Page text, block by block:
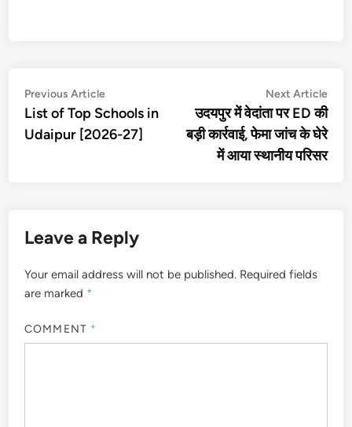
Post
navigation
Previous ArticlePrevious
article:
List of Top Schools in
Udaipur [2026-27]
Next Article
उदयपुर में वेदांता पर ED की
बड़ी कार्रवाई, फेमा जांच के घेरे
में आया स्थानीय परिसर
Leave a Reply
Your email address will not be published. Required fields
are marked *
COMMENT *